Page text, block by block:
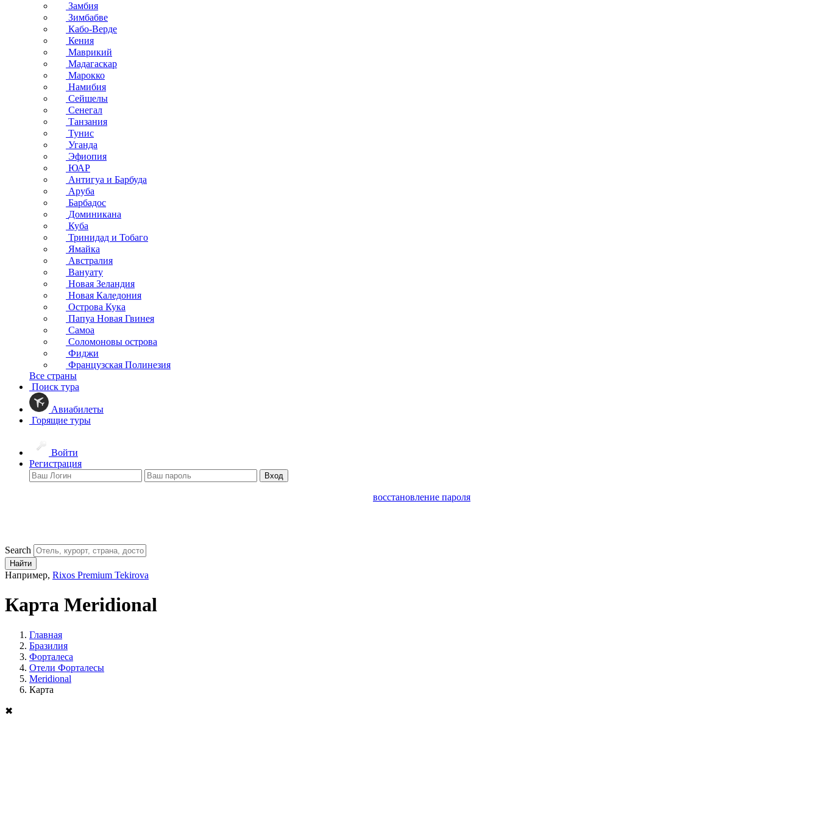
Замбия
Зимбабве
Кабо-Верде
Кения
Маврикий
Мадагаскар
Марокко
Намибия
Сейшелы
Сенегал
Танзания
Тунис
Уганда
Эфиопия
ЮАР
Антигуа и Барбуда
Аруба
Барбадос
Доминикана
Куба
Тринидад и Тобаго
Ямайка
Австралия
Вануату
Новая Зеландия
Новая Каледония
Острова Кука
Папуа Новая Гвинея
Самоа
Соломоновы острова
Фиджи
Французская Полинезия
Все страны
Поиск тура
Авиабилеты
Горящие туры
Войти
Регистрация
Вход
восстановление пароля
Search
Найти
Например, Rixos Premium Tekirova
Карта Meridional
Главная
Бразилия
Форталеса
Отели Форталесы
Meridional
Карта
✖